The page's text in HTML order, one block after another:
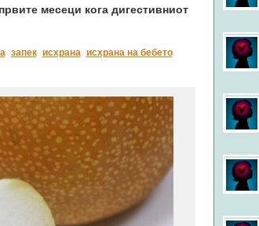
месеци кога дигестивниот
запек исхрана исхрана на бебето